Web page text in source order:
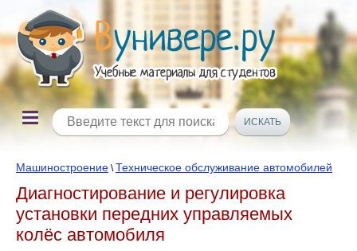
Машиностроение \Техническое обслуживание автомобилей
Диагностирование и регулировка
установки передних управляемых
колёс автомобиля